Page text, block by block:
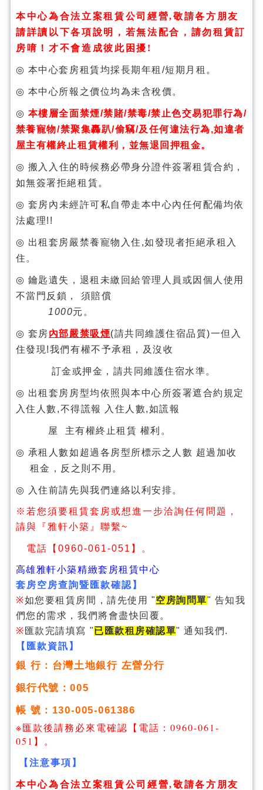
本中心為合法立案租賃公司經營,敬請各方朋友
請詳讀以下各項說明，若無法配合，請勿租賃訂
房唷！才不會造成彼此困擾 !
◎ 本中心套房租賃均採長期年租/短期月租。
◎ 本中心所報之價位均為未含稅價。
◎ 本樓層全面禁煙/禁賭/禁毒/禁止色交易犯罪行為/
禁養寵物/禁聚集轟趴/偷竊/及任何違法行為,如違者
屋主有權終止租賃權利，並無退回押租金。
◎ 搬入 入住的時候務必帶身分證件簽署租賃合約，
如無簽署拒絕租賃。
◎ 套房內 未經許可私自帶走本中心內任何配備均依
法處理!!
◎ 出租套房嚴禁養寵物入住 ,如發現者拒絕承租入
住。
◎ 鑰匙遺失，退租未繳回給管理人員或因個人使用
不當門反鎖， 須賠償
1000元。
◎ 套房內部嚴禁吸煙(請共同維護住宿品質)一但入
住發現 !我們有權不予承租，及沒收
訂金或押金， 請共同維護住宿水準。
◎ 出租套房 房型均依照與本中心所簽署遮合約規定
入住人數 ,不得謊報 入住人數,如謊報
屋 主有權終止租賃 權利。
◎ 承租人數如超過 各房型所標示之人數 超過 加收
租金，反之則不用。
◎ 入住前請先與我們連絡以利安排。
※若您須要租賃套房或想進一步洽詢任何問題，
請與『雅軒小築』聯繫~
電話【0960-061-051】。
高雄雅軒小築精緻套房租賃中心
套房空房查詢暨匯款確認】
※如您要租賃房間，請先使用 "空房詢問單" 告知我
們您的需求，我們將會盡快回覆。
※ 匯款完請填寫 "已匯款租房確認單" 通知我們.
【匯款資訊】
銀 行：台灣土地銀行 左營分行
銀行代號：005
帳 號：130-005-061386
※匯款後請務必來電確認【電話：0960-061-
051】。
【注意事項】
本中心為合法立案租賃公司經營,敬請各方朋友